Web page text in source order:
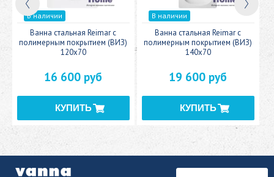
В наличии
Ванна стальная Reimar с
полимерным покрытием (ВИЗ)
120x70
16 600 руб
В наличии
Ванна стальная Reimar с
полимерным покрытием (ВИЗ)
140x70
19 600 руб